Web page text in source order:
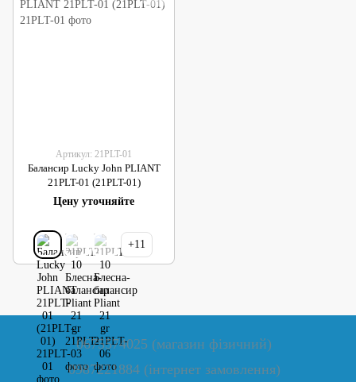
Артикул: 21PLT-01
Балансир Lucky John PLIANT
21PLT-01 (21PLT-01)
Цену уточняйте
+11
0675574025 (магазин фізичний)
0987221884 (інтернет замовлення)